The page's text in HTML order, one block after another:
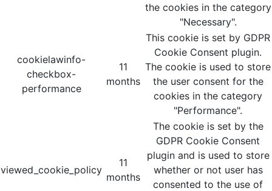
the cookies in the category
"Necessary".
cookielawinfo-
checkbox-
performance
11
months
This cookie is set by GDPR
Cookie Consent plugin.
The cookie is used to store
the user consent for the
cookies in the category
"Performance".
viewed_cookie_policy
11
months
The cookie is set by the
GDPR Cookie Consent
plugin and is used to store
whether or not user has
consented to the use of